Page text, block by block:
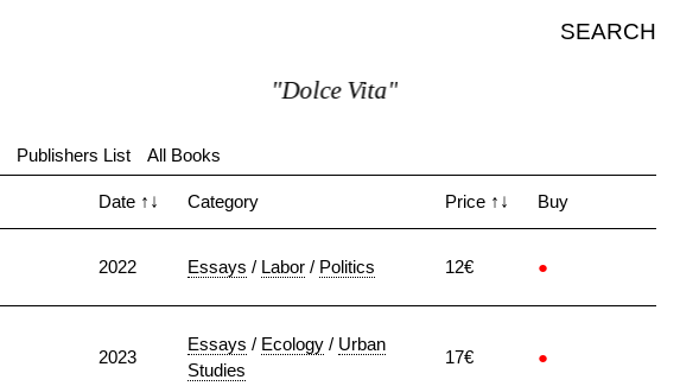
SEARCH
"Dolce Vita"
Publishers List All Books
Date ↑↓ Category Price ↑↓ Buy
2022 Essays / Labor / Politics 12€ ●
2023
Essays / Ecology / Urban
Studies
17€ ●